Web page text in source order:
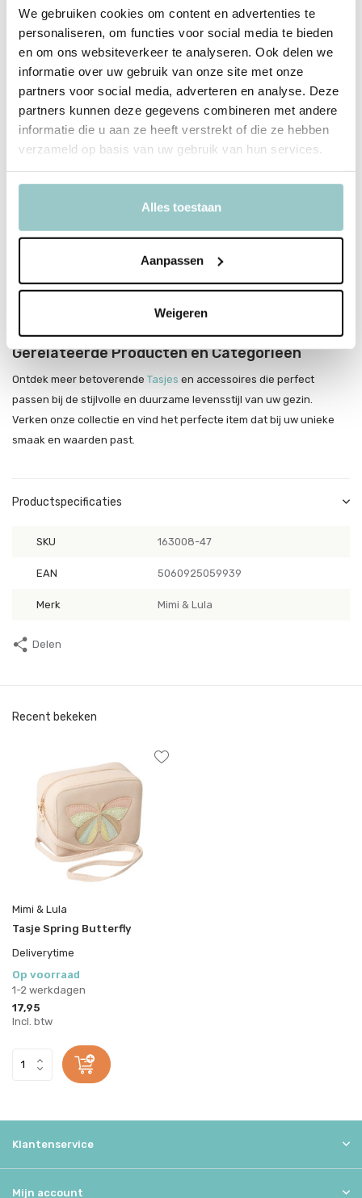
We gebruiken cookies om content en advertenties te
personaliseren, om functies voor social media te bieden
en om ons websiteverkeer te analyseren. Ook delen we
informatie over uw gebruik van onze site met onze
partners voor social media, adverteren en analyse. Deze
partners kunnen deze gegevens combineren met andere
informatie die u aan ze heeft verstrekt of die ze hebben
verzameld op basis van uw gebruik van hun services.
Alles toestaan
Aanpassen
Weigeren
Met het Tasje Spring Butterfly stimuleert u niet alleen de stijl van uw
kind, maar creëert u ook dierbare gezinsmomenten vol avontuur en
plezier. Dit eco-vriendelijke accessoire weerspiegelt de waarden
liefde voor de natuur en elegantie in het dagelijkse leven.
Mimi & Lula
ontwerpen die perfect aansluiten bij de behoeften van moderne
Mimi & Lula ernaar om producten te creëren die niet alleen mooi
zijn, maar ook een positieve impact hebben op de wereld. Elk stuk is
met zorg vervaardigd om zowel functionaliteit als esthetiek te
Gerelateerde Producten en Categorieën
Ontdek meer betoverende Tasjes en accessoires die perfect
passen bij de stijlvolle en duurzame levensstijl van uw gezin.
Verken onze collectie en vind het perfecte item dat bij uw unieke
smaak en waarden past.
Productspecificaties
SKU 163008-47
EAN 5060925059939
Merk Mimi & Lula
Delen
Recent bekeken
Mimi & Lula
Tasje Spring Butterfly
Deliverytime
Op voorraad
1-2 werkdagen
17,95
Incl. btw
Klantenservice
Mijn account